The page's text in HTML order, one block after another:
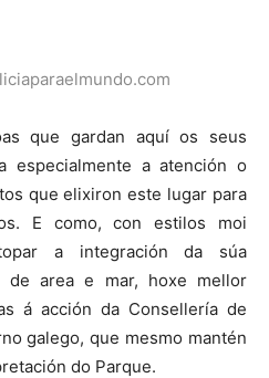
que gardan aquí os seus
especialmente a atención o
que elixiron este lugar para
E como, con estilos moi
a integración da súa
de area e mar, hoxe mellor
á acción da Consellería de
galego, que mesmo mantén
do Parque.